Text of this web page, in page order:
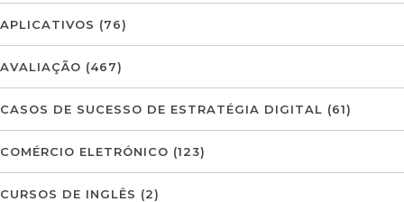
APLICATIVOS (76)
AVALIAÇÃO (467)
CASOS DE SUCESSO DE ESTRATÉGIA DIGITAL (61)
COMÉRCIO ELETRÓNICO (123)
CURSOS DE INGLÊS (2)